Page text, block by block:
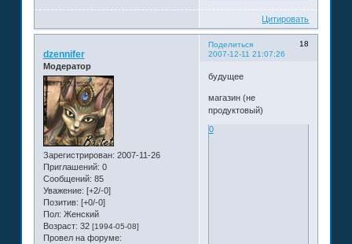
Цитировать
Поделиться
18
2007-12-11 21:07:26
dzennifer
Модератор
Зарегистрирован: 2007-11-26
Приглашений: 0
Сообщений: 85
Уважение: [+2/-0]
Позитив: [+0/-0]
Пол: Женский
Возраст: 32 [1994-05-08]
Провел на форуме:
будущее
магазин (не
продуктовый)
0